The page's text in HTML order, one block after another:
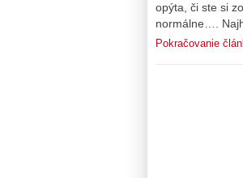
opýta, či ste si
normálne….
Pokračovanie